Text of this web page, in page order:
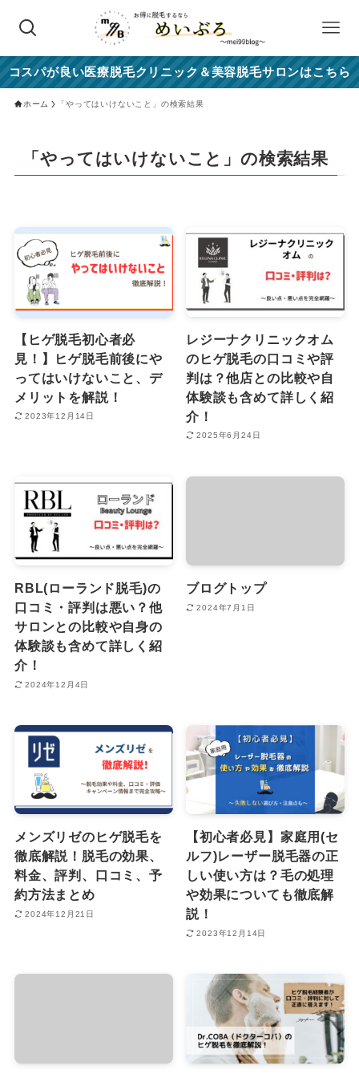
コスパが良い医療脱毛クリニック＆美容脱毛サロンはこちら
ホーム 「やってはいけないこと」の検索結果
「やってはいけないこと」の検索結果
【ヒゲ脱毛初心者必
見！】ヒゲ脱毛前後にや
ってはいけないこと、デ
メリットを解説！
2023年12月14日
レジーナクリニックオム
のヒゲ脱毛の口コミや評
判は？他店との比較や自
体験談も含めて詳しく紹
介！
2025年6月24日
RBL(ローランド脱毛)の
口コミ・評判は悪い？他
サロンとの比較や自身の
体験談も含めて詳しく紹
介！
2024年12月4日
ブログトップ
2024年7月1日
メンズリゼのヒゲ脱毛を
徹底解説！脱毛の効果、
料金、評判、口コミ、予
約方法まとめ
2024年12月21日
【初心者必見】家庭用(セ
ルフ)レーザー脱毛器の正
しい使い方は？毛の処理
や効果についても徹底解
説！
2023年12月14日